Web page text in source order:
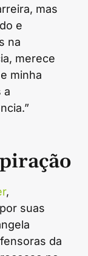
mas
e
na
merece
minha
a
,
suas
da